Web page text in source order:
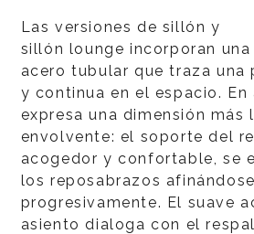
Las versiones de sillón y
sillón lounge incorporan
acero tubular que traza una
y continua en el espacio. En
expresa una dimensión más
envolvente: el soporte del
acogedor y confortable, se
los reposabrazos afinándose
progresivamente. El suave
asiento dialoga con el